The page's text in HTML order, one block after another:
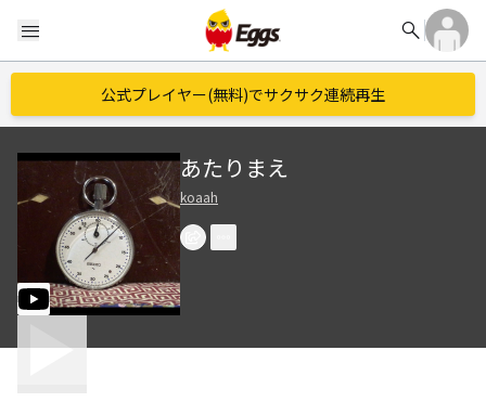
menu search
公式プレイヤー(無料)でサクサク連続再生
あたりまえ
koaah